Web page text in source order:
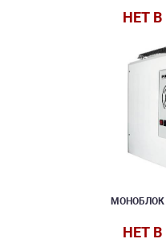
НЕТ
МОНОБЛОК
НЕТ